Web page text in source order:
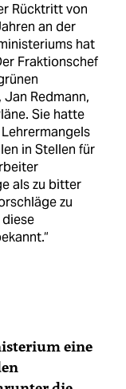
Rücktritt von
an der
hat
Fraktionschef
Redmann,
Sie hatte
in Stellen für
als zu bitter
zu
diese
seit Längerem
zeitweilig in
deshalb
eine